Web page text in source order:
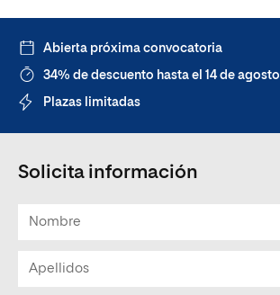
Abierta próxima convocatoria
34% de descuento hasta el 14 de agosto
Plazas limitadas
Solicita información